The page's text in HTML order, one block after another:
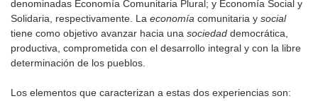
denominadas Economía Comunitaria Plural; y Economía Social y
Solidaria, respectivamente. La economía comunitaria y social
tiene como objetivo avanzar hacia una sociedad democrática,
productiva, comprometida con el desarrollo integral y con la libre
determinación de los pueblos.
Los elementos que caracterizan a estas dos experiencias son: